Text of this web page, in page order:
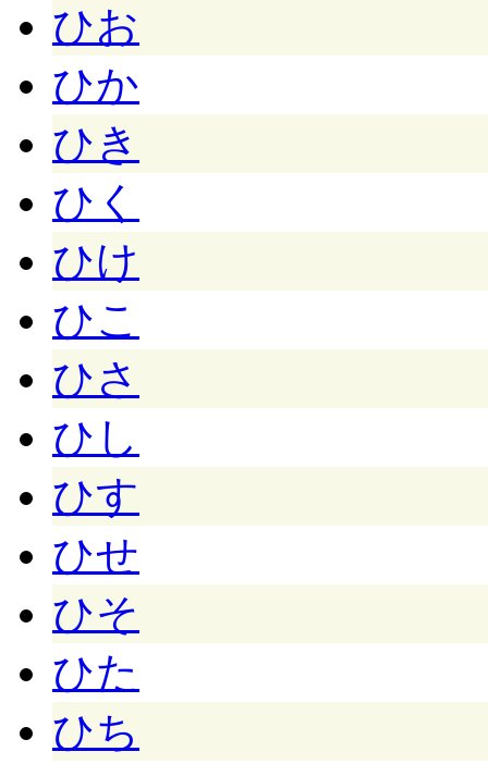
ひお
ひか
ひき
ひく
ひけ
ひこ
ひさ
ひし
ひす
ひせ
ひそ
ひた
ひち